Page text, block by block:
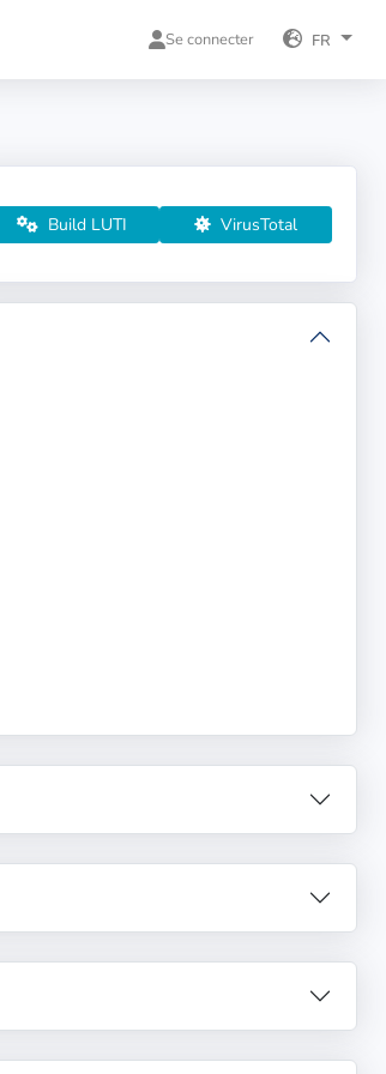
Se connecter FR
Build LUTI VirusTotal